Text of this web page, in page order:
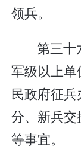
领兵。
第三十
军级以上
民政府征
分、新兵
等事宜。